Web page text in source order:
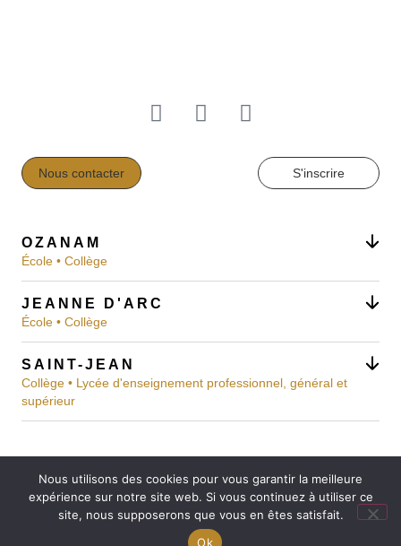
Nous contacter S'inscrire
OZANAM
École • Collège
JEANNE D'ARC
École • Collège
SAINT-JEAN
Collège • Lycée d'enseignement professionnel, général et
supérieur
Mentions légales
Réalisation : Ekole.fr
Nous utilisons des cookies pour vous garantir la meilleure
expérience sur notre site web. Si vous continuez à utiliser ce
site, nous supposerons que vous en êtes satisfait.
Ok
Engagé pour l’environnement : compensation de